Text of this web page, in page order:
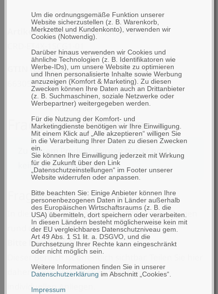
Um die ordnungsgemäße Funktion unserer
Website sicherzustellen (z. B. Warenkorb,
Merkzettel und Kundenkonto), verwenden wir
Cookies (Notwendig).
Darüber hinaus verwenden wir Cookies und
ähnliche Technologien (z. B. Identifikatoren wie
Werbe-IDs), um unsere Website zu optimieren
und Ihnen personalisierte Inhalte sowie Werbung
anzuzeigen (Komfort & Marketing). Zu diesen
Zwecken können Ihre Daten auch an Drittanbieter
(z. B. Suchmaschinen, soziale Netzwerke oder
Werbepartner) weitergegeben werden.
Für die Nutzung der Komfort- und
Marketingdienste benötigen wir Ihre Einwilligung.
Mit einem Klick auf „Alle akzeptieren“ willigen Sie
in die Verarbeitung Ihrer Daten zu diesen Zwecken
ein.
Sie können Ihre Einwilligung jederzeit mit Wirkung
für die Zukunft über den Link
„Datenschutzeinstellungen“ im Footer unserer
Website widerrufen oder anpassen.
Bitte beachten Sie: Einige Anbieter können Ihre
personenbezogenen Daten in Länder außerhalb
des Europäischen Wirtschaftsraums (z. B. die
USA) übermitteln, dort speichern oder verarbeiten.
In diesen Ländern besteht möglicherweise kein mit
der EU vergleichbares Datenschutzniveau gem.
Art 49 Abs. 1 S1 lit. a. DSGVO, und die
Durchsetzung Ihrer Rechte kann eingeschränkt
oder nicht möglich sein.
Weitere Informationen finden Sie in unserer
Datenschutzerklärung im Abschnitt „Cookies“.
Impressum
Artikelnummer(n) des Herstellers
GTIN (EAN):
663056018902
Fragen & Antworten
Zu diesem Produkt wurden bisher noch
keine Fragen gestellt.
Fragen zum Produkt
In diesem Bereich können Sie allgemeine Fragen
rund um unser Produkt stellen.
Bitte beachten Sie:
Dieser Bereich ist öffentlich sichtbar. Teilen Sie hier
daher keine persönlichen Daten oder
individuellen Anliegen.